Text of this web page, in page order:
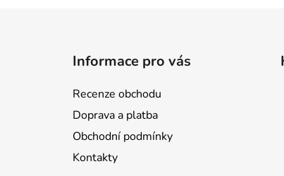
Informace pro vás
Recenze obchodu
Doprava a platba
Obchodní podmínky
Kontakty